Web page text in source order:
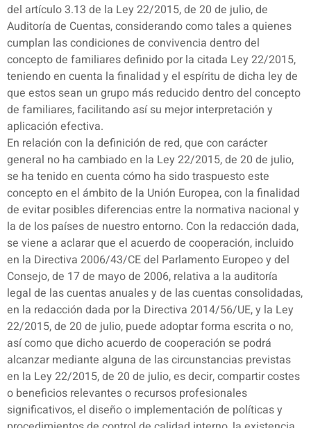
del artículo 3.13 de la Ley 22/2015, de 20 de julio, de
Auditoría de Cuentas, considerando como tales a quienes
cumplan las condiciones de convivencia dentro del
concepto de familiares definido por la citada Ley 22/2015,
teniendo en cuenta la finalidad y el espíritu de dicha ley de
que estos sean un grupo más reducido dentro del concepto
de familiares, facilitando así su mejor interpretación y
aplicación efectiva.
En relación con la definición de red, que con carácter
general no ha cambiado en la Ley 22/2015, de 20 de julio,
se ha tenido en cuenta cómo ha sido traspuesto este
concepto en el ámbito de la Unión Europea, con la finalidad
de evitar posibles diferencias entre la normativa nacional y
la de los países de nuestro entorno. Con la redacción dada,
se viene a aclarar que el acuerdo de cooperación, incluido
en la Directiva 2006/43/CE del Parlamento Europeo y del
Consejo, de 17 de mayo de 2006, relativa a la auditoría
legal de las cuentas anuales y de las cuentas consolidadas,
en la redacción dada por la Directiva 2014/56/UE, y la Ley
22/2015, de 20 de julio, puede adoptar forma escrita o no,
así como que dicho acuerdo de cooperación se podrá
alcanzar mediante alguna de las circunstancias previstas
en la Ley 22/2015, de 20 de julio, es decir, compartir costes
o beneficios relevantes o recursos profesionales
significativos, el diseño o implementación de políticas y